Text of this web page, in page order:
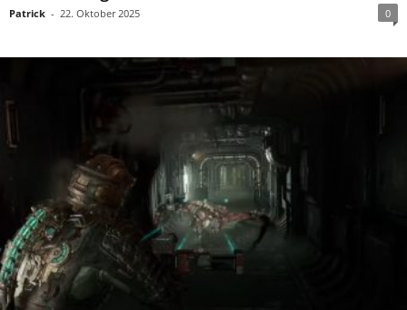
Patrick - 22. Oktober 2025 0